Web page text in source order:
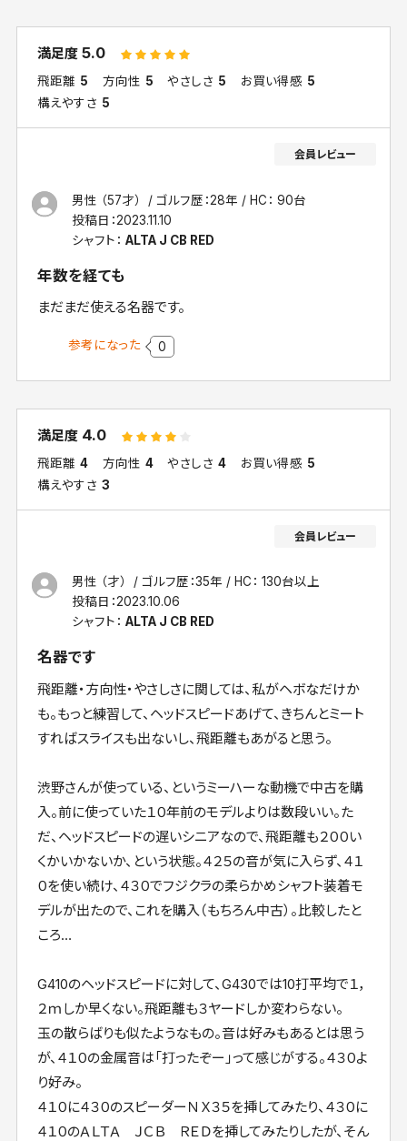
満足度5.0
飛距離 5 方向性 5 やさしさ 5 お買い得感 5
構えやすさ 5
男性 （57才） ゴルフ歴：28年
HC： 90台
投稿日：2023.11.10
シャフト： ALTA J CB RED
年数を経ても
まだまだ使える名器です。
参考になった 0
満足度 4.0
飛距離 4 方向性 4 やさしさ 4 お買い得感 5
構えやすさ 3
男性 （才） ゴルフ歴：35年
HC： 130台以上
投稿日：2023.10.06
シャフト： ALTA J CB RED
名器です
飛距離・方向性・やさしさに関しては、私がヘボなだけか
も。もっと練習して、ヘッドスピードあげて、きちんとミート
すればスライスも出ないし、飛距離もあがると思う。
渋野さんが使っている、というミーハーな動機で中古を購
入。前に使っていた１０年前のモデルよりは数段いい。た
だ、ヘッドスピードの遅いシニアなので、飛距離も２００い
くかいかないか、という状態。４２５の音が気に入らず、４１
０を使い続け、４３０でフジクラの柔らかめシャフト装着モ
デルが出たので、これを購入（もちろん中古）。比較したと
ころ…
G410のヘッドスピードに対して、G430では10打平均で１，
２ｍしか早くない。飛距離も３ヤードしか変わらない。
玉の散らばりも似たようなもの。音は好みもあるとは思う
が、４１０の金属音は「打ったぞー」って感じがする。４３０よ
り好み。
４１０に４３０のスピーダーＮＸ３５を挿してみたり、４３０に
４１０のＡＬＴＡ ＪＣＢ ＲＥＤを挿してみたりしたが、そん